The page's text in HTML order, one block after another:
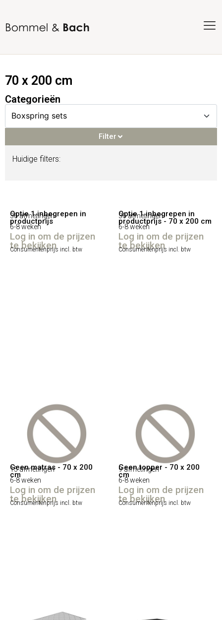
70 x 200 cm
Categorieën
Filter
Huidige filters:
Optie 1 inbegrepen in
productprijs
36 afmetingen
6-8 weken
Log in om de prijzen
te bekijken
Consumentenprijs incl. btw
Optie 1 inbegrepen in
productprijs - 70 x 200 cm
36 afmetingen
6-8 weken
Log in om de prijzen
te bekijken
Consumentenprijs incl. btw
Geen matras - 70 x 200
cm
15 afmetingen
6-8 weken
Log in om de prijzen
te bekijken
Consumentenprijs incl. btw
Geen topper - 70 x 200
cm
9 afmetingen
6-8 weken
Log in om de prijzen
te bekijken
Consumentenprijs incl. btw